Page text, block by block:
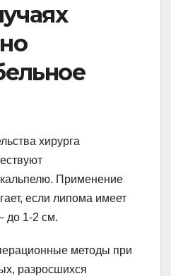
хирурга
Применение
если липома имеет
до 1-2 см.
методы при
разросшихся